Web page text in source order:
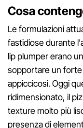
Cosa
Le formulazioni
fastidiose durante
lip plumper erano
sopportare un
appiccicosi. Oggi
ridimensionato, il
texture molto più
presenza di